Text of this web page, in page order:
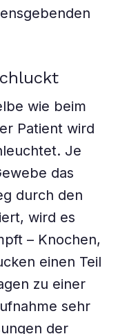
wie beim
Patient wird
Je
das
durch den
wird es
– Knochen,
einen Teil
zu einer
sehr
der